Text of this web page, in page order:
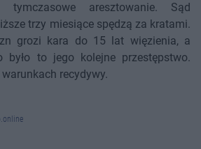
aresztowanie. Sąd
trzy miesiące spędzą za kratami.
grozi kara do 15 lat więzienia, a
było to jego kolejne przestępstwo.
recydywy.